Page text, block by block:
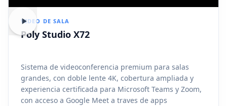
VIDEO DE SALA
Poly Studio X72
Sistema de videoconferencia premium para salas
grandes, con doble lente 4K, cobertura ampliada y
experiencia certificada para Microsoft Teams y Zoom,
con acceso a Google Meet a traves de apps